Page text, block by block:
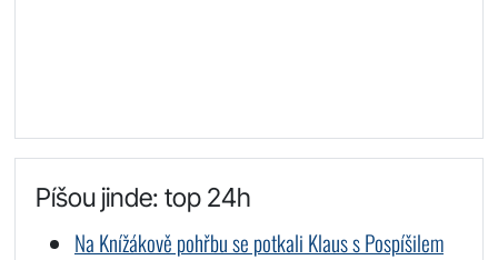
Píšou jinde: top 24h
Na Knížákově pohřbu se potkali Klaus s Pospíšilem